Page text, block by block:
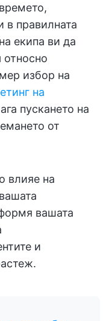
в правилната
екипа ви да
избор на
на
пускането на
от
влияе на
вашата
и